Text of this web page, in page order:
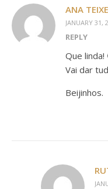
ANA
JANUARY 31,
REPLY
Que linda!
Vai dar
Beijinhos.